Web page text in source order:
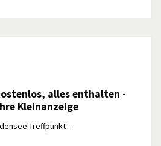
alles enthalten -
Kleinanzeige
Treffpunkt -